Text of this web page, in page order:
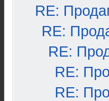
RE:
RE:
RE:
RE:
RE: